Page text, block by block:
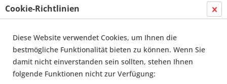
Cookie-Richtlinien
Diese Website verwendet Cookies, um Ihnen die
bestmögliche Funktionalität bieten zu können. Wenn Sie
damit nicht einverstanden sein sollten, stehen Ihnen
folgende Funktionen nicht zur Verfügung: